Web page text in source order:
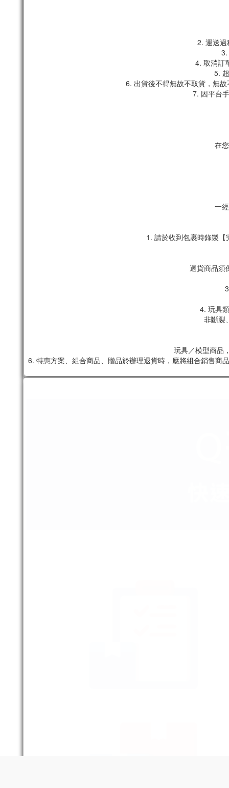
2. 運送過
3.
4. 取消訂
5.
6. 出貨後不得無故不取貨，無
7. 因平台
在
一
1. 請於收到包裹時錄製
退貨商品須
4. 玩具
非斷裂
玩具／模型商品
6. 特惠方案、組合商品、贈品於辦理退貨時，應將組合銷售商